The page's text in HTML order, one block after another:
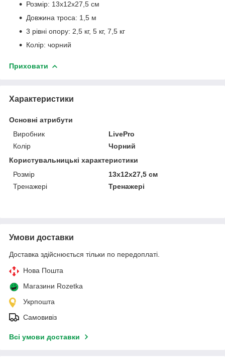
Розмір: 13x12x27,5 см
Довжина троса: 1,5 м
3 рівні опору: 2,5 кг, 5 кг, 7,5 кг
Колір: чорний
Приховати
Характеристики
Основні атрибути
Виробник
LivePro
Колір
Чорний
Користувальницькі характеристики
Розмір
13x12x27,5 см
Тренажері
Тренажері
Умови доставки
Доставка здійснюється тільки по передоплаті.
Нова Пошта
Магазини Rozetka
Укрпошта
Самовивіз
Всі умови доставки